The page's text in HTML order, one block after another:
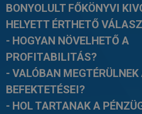
BONYOLULT FŐKÖNYVI
HELYETT ÉRTHETŐ
- HOGYAN NÖVELHETŐ A
PROFITABILITÁS?
- VALÓBAN MEGTÉRÜLNEK
BEFEKTETÉSEI?
- HOL TARTANAK A